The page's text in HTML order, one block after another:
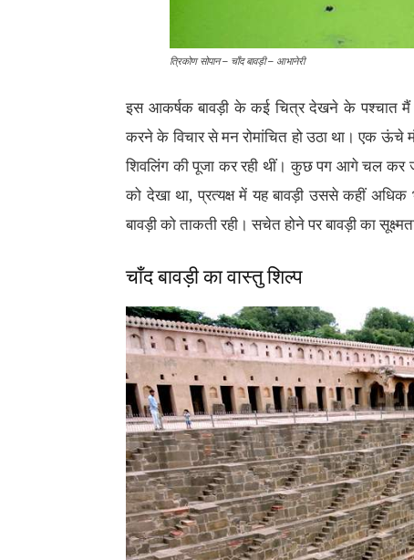
त्रिकोण सोपान – चाँद बावड़ी – आभानेरी
इस आकर्षक बावड़ी के कई चित्र देखने के पश्चात मैं
करने के विचार से मन रोमांचित हो उठा था। एक ऊंचे
शिवलिंग की पूजा कर रही थीं। कुछ पग आगे चल कर
को देखा था, प्रत्यक्ष में यह बावड़ी उससे कहीं
बावड़ी को ताकती रही। सचेत होने पर बावड़ी का
चाँद बावड़ी का वास्तु शिल्प